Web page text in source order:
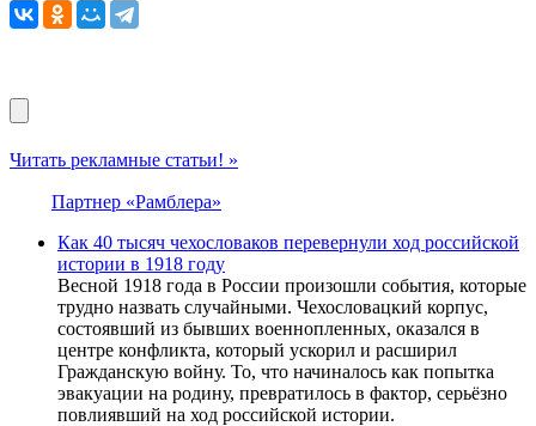
Читать рекламные статьи! »
Партнер «Рамблера»
Как 40 тысяч чехословаков перевернули ход российской
истории в 1918 году
Весной 1918 года в России произошли события, которые
трудно назвать случайными. Чехословацкий корпус,
состоявший из бывших военнопленных, оказался в
центре конфликта, который ускорил и расширил
Гражданскую войну. То, что начиналось как попытка
эвакуации на родину, превратилось в фактор, серьёзно
повлиявший на ход российской истории.